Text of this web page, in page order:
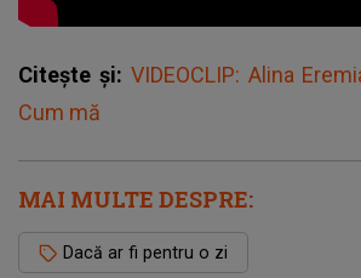
Citește și: VIDEOCLIP: Alina
Cum mă
MAI MULTE DESPRE:
Dacă ar fi pentru o zi